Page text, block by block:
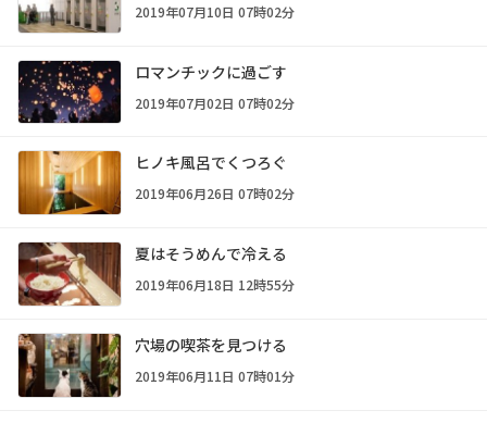
2019年07月10日 07時02分
ロマンチックに過ごす
2019年07月02日 07時02分
ヒノキ風呂でくつろぐ
2019年06月26日 07時02分
夏はそうめんで冷える
2019年06月18日 12時55分
穴場の喫茶を見つける
2019年06月11日 07時01分